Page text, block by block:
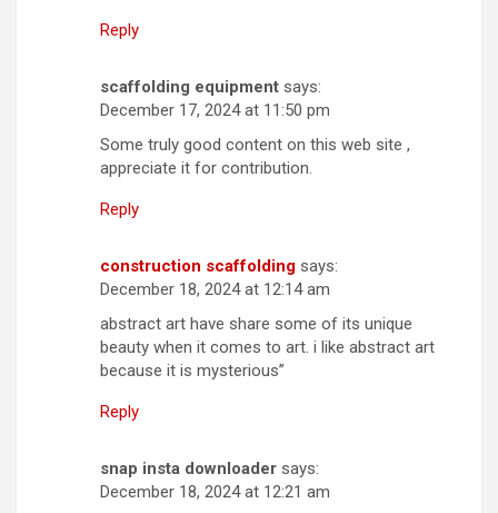
Reply
scaffolding equipment says:
December 17, 2024 at 11:50 pm
Some truly good content on this web site ,
appreciate it for contribution.
Reply
construction scaffolding says:
December 18, 2024 at 12:14 am
abstract art have share some of its unique
beauty when it comes to art. i like abstract art
because it is mysterious”
Reply
snap insta downloader says:
December 18, 2024 at 12:21 am